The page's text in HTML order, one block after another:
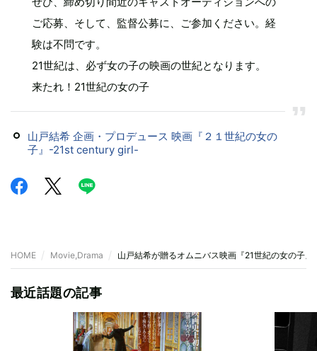
ご応募、そして、監督公募に、ご参加ください。経
験は不問です。
21世紀は、必ず女の子の映画の世紀となります。
来たれ！21世紀の女の子
山戸結希 企画・プロデュース 映画『２１世紀の女の
子』-21st century girl-
HOME Movie,Drama 山戸結希が贈るオムニバス映画『21世紀の女の子
最近話題の記事